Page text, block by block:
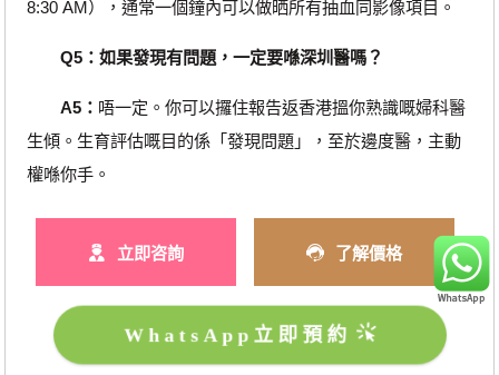
8:30 AM），通常一個鐘內可以做晒所有抽血同影像項目。
Q5：如果發現有問題，一定要喺深圳醫嗎？
A5： 唔一定。你可以攞住報告返香港搵你熟識嘅婦科醫
生傾。生育評估嘅目的係「發現問題」，至於邊度醫，主動
權喺你手。
立即咨詢 了解價格
WhatsApp立即預約